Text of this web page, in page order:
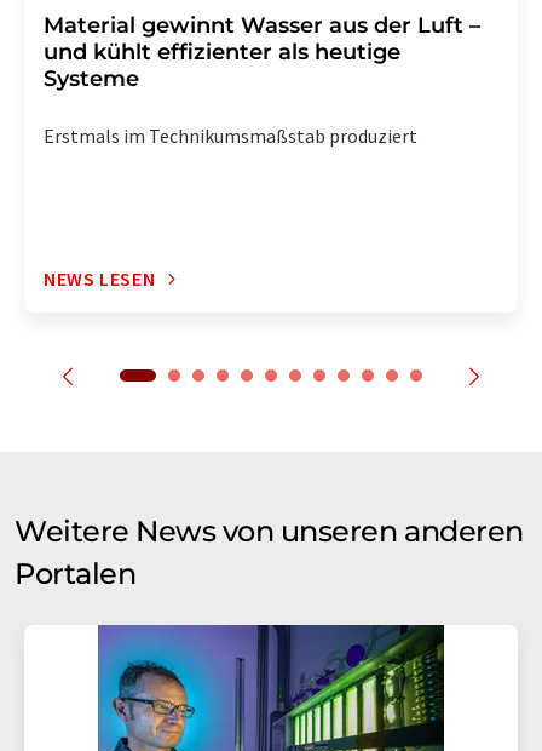
Material gewinnt Wasser aus der Luft –
und kühlt effizienter als heutige
Systeme
Erstmals im Technikumsmaßstab produziert
NEWS LESEN
Weitere News von unseren anderen
Portalen